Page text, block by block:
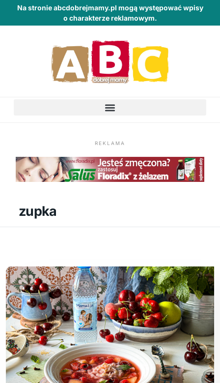
Na stronie abcdobrejmamy.pl mogą występować wpisy
o charakterze reklamowym.
REKLAMA
zupka